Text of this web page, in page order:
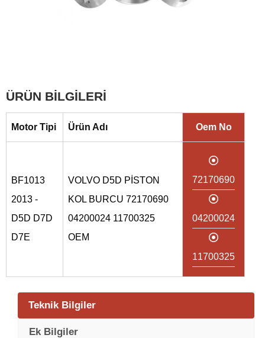
ÜRÜN BİLGİLERİ
Motor Tipi Ürün Adı Oem No
BF1013
2013 -
D5D D7D
D7E
VOLVO D5D PİSTON
KOL BURCU 72170690
04200024 11700325
OEM
72170690
04200024
11700325
Teknik Bilgiler
Ek Bilgiler